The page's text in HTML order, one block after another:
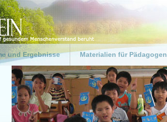
und Ergebnisse
für die
für Fachkräfte im
Materialien für Pädagogen
Für Pädagogen und Lehrer
Ressourcen-Kit für
Pädagogen
„Leitfaden für Pädagogen“
zum Herunterladen